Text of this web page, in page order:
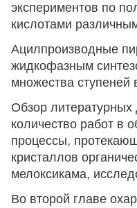
экспериментов по
кислотами
Ацилпроизводные
жидкофазным
множества ступеней
Обзор
количество работ в
процессы,
кристаллов
мелоксикама,
Во второй главе